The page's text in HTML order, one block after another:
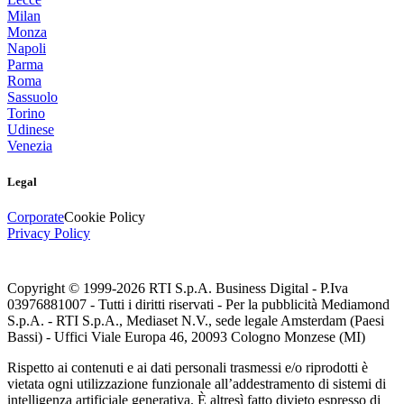
Milan
Monza
Napoli
Parma
Roma
Sassuolo
Torino
Udinese
Venezia
Legal
CorporateCookie Policy
Privacy Policy
Copyright © 1999-2026 RTI S.p.A. Business Digital - P.Iva
03976881007 - Tutti i diritti riservati - Per la pubblicità Mediamond
S.p.A. - RTI S.p.A., Mediaset N.V., sede legale Amsterdam (Paesi
Bassi) - Uffici Viale Europa 46, 20093 Cologno Monzese (MI)
Rispetto ai contenuti e ai dati personali trasmessi e/o riprodotti è
vietata ogni utilizzazione funzionale all’addestramento di sistemi di
intelligenza artificiale generativa. È altresì fatto divieto espresso di